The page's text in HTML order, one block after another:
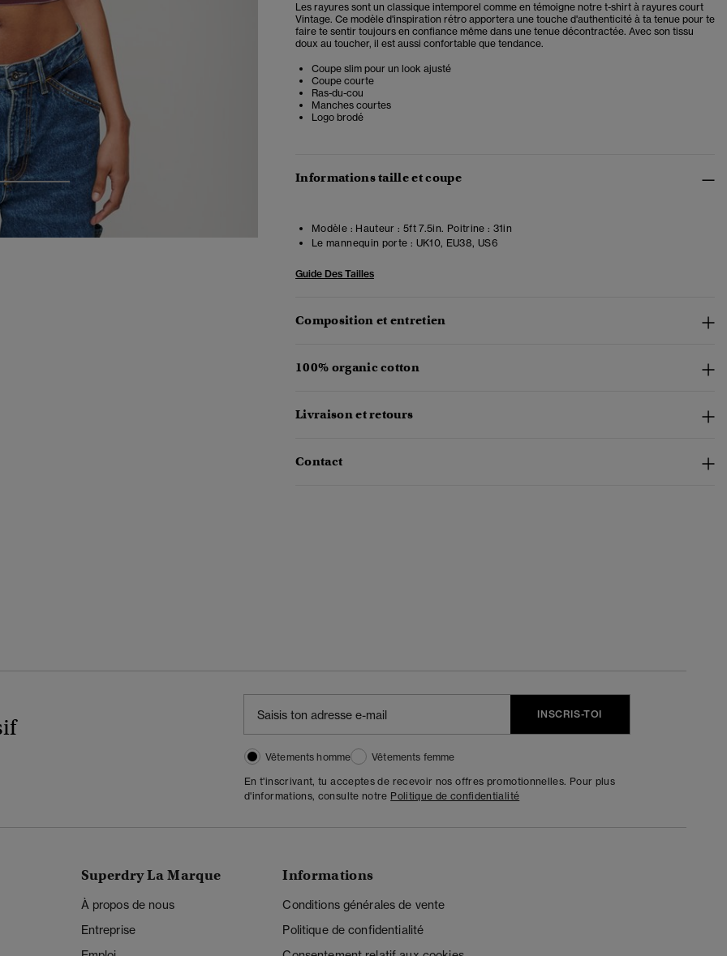
3 4
Les rayures sont un classique intemporel comme en témoigne notre t-shirt à rayures court
Vintage. Ce modèle d'inspiration rétro apportera une touche d'authenticité à ta tenue pour te
faire te sentir toujours en confiance même dans une tenue décontractée. Avec son tissu
doux au toucher, il est aussi confortable que tendance.
Coupe slim pour un look ajusté
Coupe courte
Ras-du-cou
Manches courtes
Logo brodé
Informations taille et coupe
Modèle : Hauteur : 5ft 7.5in. Poitrine : 31in
Le mannequin porte : UK10, EU38, US6
Guide Des Tailles
Composition et entretien
100% organic cotton
Livraison et retours
Contact
INSCRIS-TOI
Vêtements homme
Vêtements femme
En t'inscrivant, tu acceptes de recevoir nos offres promotionnelles. Pour plus
d'informations, consulte notre Politique de confidentialité
Superdry La Marque
À propos de nous
Entreprise
Informations
Conditions générales de vente
Politique de confidentialité